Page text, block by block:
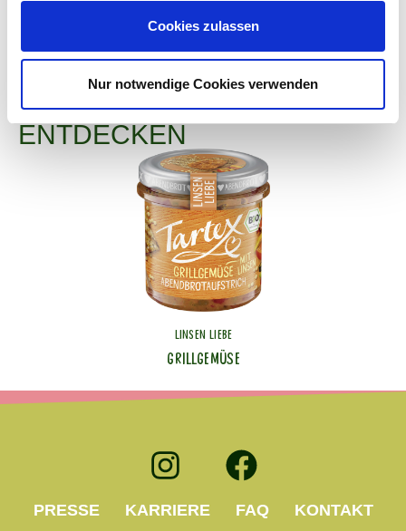
Cookies zulassen
Nur notwendige Cookies verwenden
MEHR VIELFALT
ENTDECKEN
LINSEN LIEBE
GRILLGEMÜSE
PRESSE KARRIERE FAQ KONTAKT